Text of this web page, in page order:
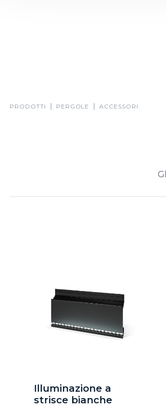
PRODOTTI PERGOLE ACCESSORI
Illuminazione a
strisce bianche